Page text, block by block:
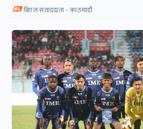
बिएल संवाददाता - काठमाडौं